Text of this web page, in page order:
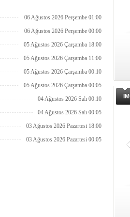
06 Ağustos 2026 Perşembe 01:00
06 Ağustos 2026 Perşembe 00:00
05 Ağustos 2026 Çarşamba 18:00
05 Ağustos 2026 Çarşamba 11:00
05 Ağustos 2026 Çarşamba 00:10
05 Ağustos 2026 Çarşamba 00:05
04 Ağustos 2026 Salı 00:10
04 Ağustos 2026 Salı 00:05
03 Ağustos 2026 Pazartesi 18:00
03 Ağustos 2026 Pazartesi 00:05